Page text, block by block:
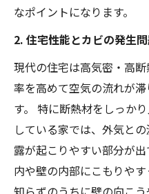
なポイントになります。
2. 住宅性能とカビの発生
現代の住宅は高気密・高
率を高めて空気の流れが
す。 特に断熱材をしっか
している家では、外気と
露が起こりやすい部分が
内や壁の内部にこもりやす